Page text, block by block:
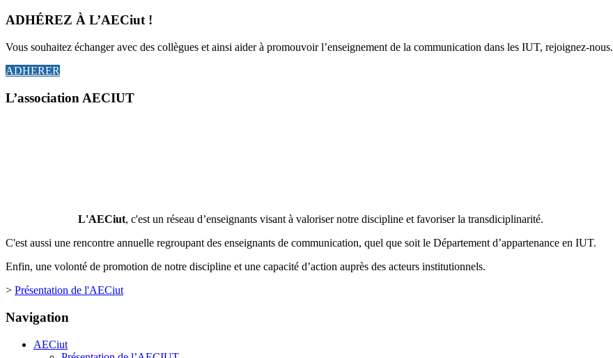
ADHÉREZ À L’AECiut !
Vous souhaitez échanger avec des collègues et ainsi aider à promouvoir l’enseignement de la communication dans les IUT, rejoignez-nous.
ADHERER
L’association AECIUT
L'AECiut, c'est un réseau d’enseignants visant à valoriser notre discipline et favoriser la transdiciplinarité.
C'est aussi une rencontre annuelle regroupant des enseignants de communication, quel que soit le Département d’appartenance en IUT.
Enfin, une volonté de promotion de notre discipline et une capacité d’action auprès des acteurs institutionnels.
> Présentation de l'AECiut
Navigation
AECiut